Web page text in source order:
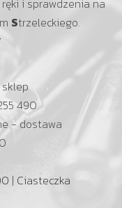
i sprawdzenia na
Strzeleckiego.
490
- dostawa
| Ciasteczka